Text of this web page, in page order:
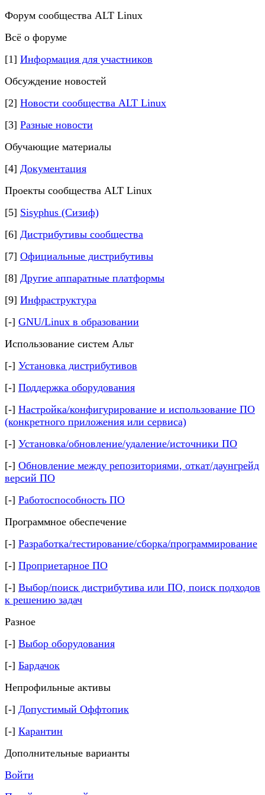
Форум сообщества ALT Linux
Всё о форуме
[1] Информация для участников
Обсуждение новостей
[2] Новости сообщества ALT Linux
[3] Разные новости
Обучающие материалы
[4] Документация
Проекты сообщества ALT Linux
[5] Sisyphus (Сизиф)
[6] Дистрибутивы сообщества
[7] Официальные дистрибутивы
[8] Другие аппаратные платформы
[9] Инфраструктура
[-] GNU/Linux в образовании
Использование систем Альт
[-] Установка дистрибутивов
[-] Поддержка оборудования
[-] Настройка/конфигурирование и использование ПО
(конкретного приложения или сервиса)
[-] Установка/обновление/удаление/источники ПО
[-] Обновление между репозиториями, откат/даунгрейд
версий ПО
[-] Работоспособность ПО
Программное обеспечение
[-] Разработка/тестирование/сборка/программирование
[-] Проприетарное ПО
[-] Выбор/поиск дистрибутива или ПО, поиск подходов
к решению задач
Разное
[-] Выбор оборудования
[-] Бардачок
Непрофильные активы
[-] Допустимый Оффтопик
[-] Карантин
Дополнительные варианты
Войти